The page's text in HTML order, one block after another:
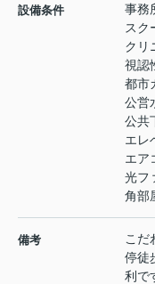
設備条件
事務
スク
クリ
視認
都市
公営
公共
エレ
エア
光フ
角部
備考
こだ
停徒
利で